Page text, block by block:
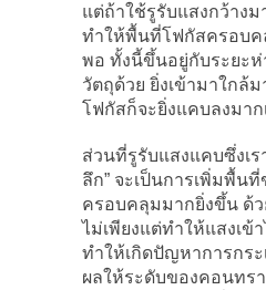
แต่ถ้าใช้รูรับแสงกว้างม
ทำให้พื้นที่โฟกัสครอบค
พอ ทั้งนี้ขึ้นอยู่กับระยะห่
วัตถุด้วย ยิ่งเข้ามาใกล้
โฟกัสก็จะยิ่งแคบลงมา
ส่วนที่รูรับแสงแคบซึ่งเ
ลึก” จะเป็นการเพิ่มพื้น
ครอบคลุมมากยิ่งขึ้น ด้
ไม่เพียงแต่ทำให้แสงเข้
ทำให้เกิดปัญหาการกระ
ผลให้ระดับของคอนทร